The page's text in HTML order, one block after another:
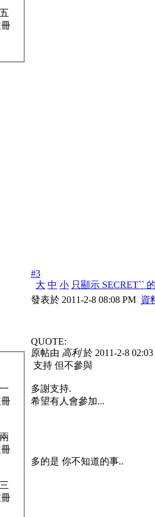
#3
大 中 小 只顯示 SECRET``
發表於 2011-2-8 08:08 PM 資
QUOTE:
原帖由 高利於 2011-2-8
支持 但不參與
多謝支持.
希望有人會參加...
多的是 你不知道的事..